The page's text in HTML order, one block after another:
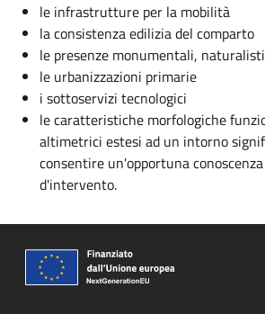
le infrastrutture per la mobilità
la consistenza edilizia del comparto
le presenze monumentali,
le urbanizzazioni primarie
i sottoservizi tecnologici
le caratteristiche morfologiche
altimetrici estesi ad un intorno
consentire un'opportuna
d'intervento.